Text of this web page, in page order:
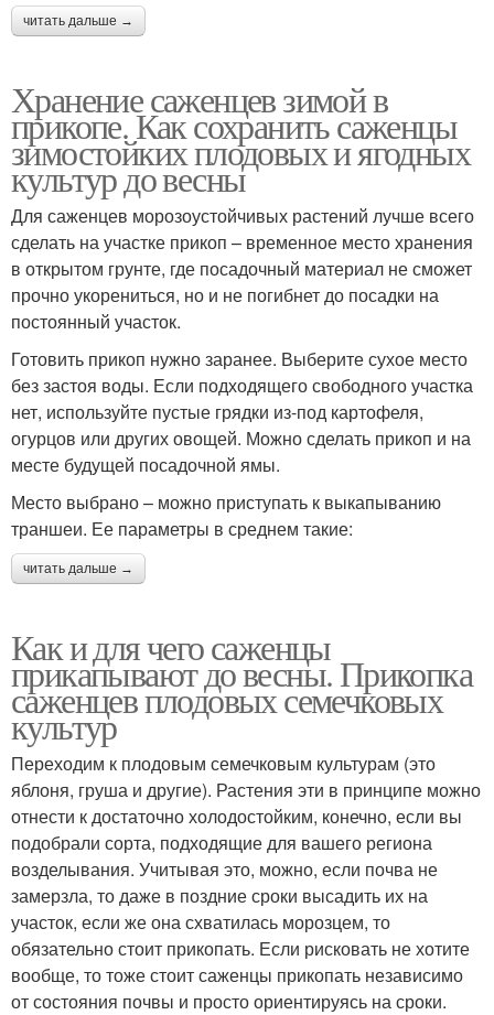
читать дальше →
Хранение саженцев зимой в
прикопе. Как сохранить саженцы
зимостойких плодовых и ягодных
культур до весны
Для саженцев морозоустойчивых растений лучше всего
сделать на участке прикоп – временное место хранения
в открытом грунте, где посадочный материал не сможет
прочно укорениться, но и не погибнет до посадки на
постоянный участок.
Готовить прикоп нужно заранее. Выберите сухое место
без застоя воды. Если подходящего свободного участка
нет, используйте пустые грядки из-под картофеля,
огурцов или других овощей. Можно сделать прикоп и на
месте будущей посадочной ямы.
Место выбрано – можно приступать к выкапыванию
траншеи. Ее параметры в среднем такие:
читать дальше →
Как и для чего саженцы
прикапывают до весны. Прикопка
саженцев плодовых семечковых
культур
Переходим к плодовым семечковым культурам (это
яблоня, груша и другие). Растения эти в принципе можно
отнести к достаточно холодостойким, конечно, если вы
подобрали сорта, подходящие для вашего региона
возделывания. Учитывая это, можно, если почва не
замерзла, то даже в поздние сроки высадить их на
участок, если же она схватилась морозцем, то
обязательно стоит прикопать. Если рисковать не хотите
вообще, то тоже стоит саженцы прикопать независимо
от состояния почвы и просто ориентируясь на сроки.